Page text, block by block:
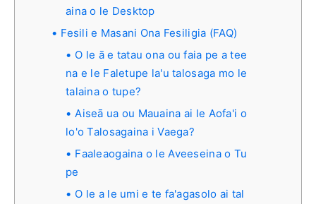
aina o le Desktop
Fesili e Masani Ona Fesiligia (FAQ)
O le ā e tatau ona ou faia pe a tee
na e le Faletupe la'u talosaga mo le
talaina o tupe?
Aiseā ua ou Mauaina ai le Aofa'i o
lo'o Talosagaina i Vaega?
Faaleaogaina o le Aveeseina o Tu
pe
O le a le umi e te fa'agasolo ai tal